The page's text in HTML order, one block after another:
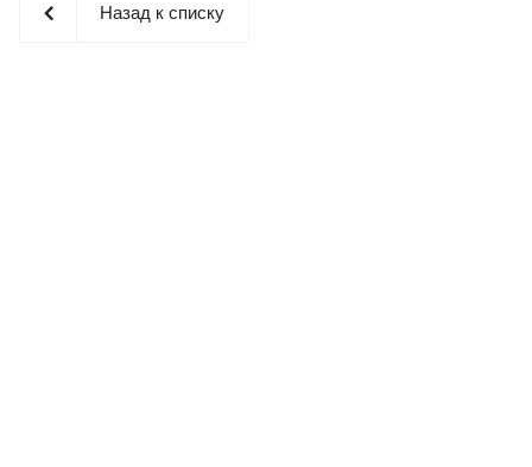
Назад к списку